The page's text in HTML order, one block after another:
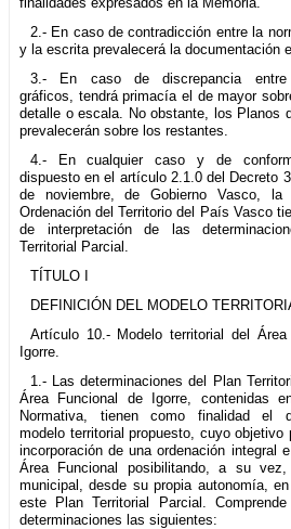
2.- En caso de contradicción entre la
y la escrita prevalecerá la documentación
3.- En caso de discrepancia entre
gráficos, tendrá primacía el de mayor
detalle o escala. No obstante, los Planos
prevalecerán sobre los restantes.
4.- En cualquier caso y de
dispuesto en el artículo 2.1.0 del Decreto
de noviembre, de Gobierno Vasco, la
Ordenación del Territorio del País Vasco
de interpretación de las
Territorial Parcial.
TÍTULO I
DEFINICIÓN DEL MODELO
Artículo 10.- Modelo territorial del Área
Igorre.
1.- Las determinaciones del Plan
Área Funcional de Igorre, contenidas
Normativa, tienen como finalidad el
modelo territorial propuesto, cuyo objetivo
incorporación de una ordenación integral
Área Funcional posibilitando, a su
municipal, desde su propia autonomía,
este Plan Territorial Parcial.
determinaciones las siguientes: